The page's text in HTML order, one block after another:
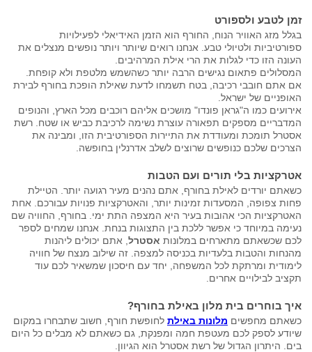
זמן לטבע ולספורט
בגלל מזג האוויר הנוח, החורף הוא הזמן האידיאלי לפעילויות
ספורטיביות ולטיולי טבע. אנחנו רואים שיותר ויותר נופשים מנצלים את
העונה הזו כדי לגלות את הרי אילת המרהיבים.
המסלולים פתאום נגישים הרבה יותר כשהשמש מלטפת ולא קופחת.
אם אתם חובבי רכיבה, בטח תשמחו לדעת שאילת הופכת בחורף לבירת
האופניים של ישראל.
אירועים כמו ה"גראן פונדו" מושכים אליהם רוכבים מכל הארץ, והנופים
המדבריים מספקים תפאורה עוצרת נשימה לרכיבת כביש או שטח. רשת
אסטרל תומכת ומעודדת את התיירות הספורטיבית הזו, ומבינה את
הצרכים שלכם כנופשים שרוצים לשלב אדרנלין בחופשה.
אטרקציות בלי תורים ועם הטבות
כשאתם יורדים לאילת בחורף, אתם נהנים מעיר רגועה יותר. הטיילת
פחות צפופה, המסעדות זמינות יותר, והאטרקציות פנויות עבורכם. אחת
האטרקציות הכי אהובות בעיר היא המצפה התת ימי. בחורף, החוויה שם
נעימה במיוחד כי אפשר ללכת בין התצוגות בנחת. אנחנו שמחים לספר
לכם שכשאתם מתארחים במלונות אסטרל , אתם יכולים ליהנות
מהנחות והטבות בלעדיות בכניסה למצפה. זה שילוב מנצח של חוויה
לימודית ומרתקת לכל המשפחה, יחד עם חיסכון שמשאיר לכם עוד
תקציב לבילויים אחרים.
איך בוחרים בית מלון באילת בחורף?
כשאתם מחפשים מלונות באילת לחופשת חורף, חשוב שתבחרו במקום
שיודע לספק לכם מעטפת חמה ומפנקת, גם כשאתם לא מבלים כל היום
בים. היתרון הגדול של רשת אסטרל הוא הגיוון.